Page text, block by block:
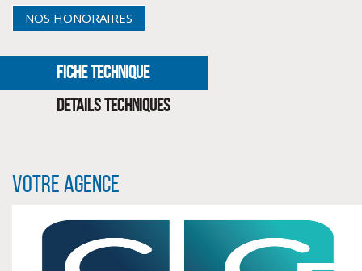
NOS HONORAIRES
FICHE TECHNIQUE
DETAILS TECHNIQUES
Votre agence